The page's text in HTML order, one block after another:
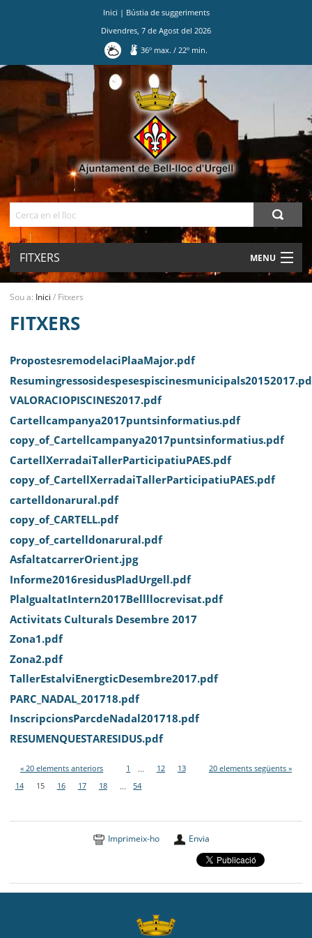
Inici | Bústia de suggeriments
Divendres 7 de Agost del 2026
36º max./ 22º min.
FITXERS MENU
MUNICIPI
BELL-LLOC SOLUCIONA
Sou a: Inici / Fitxers
FITXERS
PropostesremodelaciPlaaMajor.pdf
VALORACIOPISCINES2017.pdf
Cartellcampanya2017puntsinformatius.pdf
copy_of_Cartellcampanya2017puntsinformatius.pdf
CartellXerradaiTallerParticipatiuPAES.pdf
copy_of_CartellXerradaiTallerParticipatiuPAES.pdf
cartelldonarural.pdf
copy_of_CARTELL.pdf
copy_of_cartelldonarural.pdf
AsfaltatcarrerOrient.jpg
Informe2016residusPladUrgell.pdf
PlaIgualtatIntern2017Bellllocrevisat.pdf
Activitats Culturals Desembre 2017
Zona1.pdf
Zona2.pdf
TallerEstalviEnergticDesembre2017.pdf
PARC_NADAL_201718.pdf
InscripcionsParcdeNadal201718.pdf
RESUMENQUESTARESIDUS.pdf
« 20 elements anteriors 20 elements següents »
1 ... 12
13
14
15 16 17 18 ... 54
Imprimeix-ho Envia